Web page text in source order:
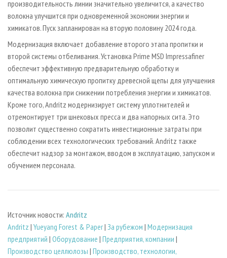
производительность линии значительно увеличится, а качество
волокна улучшится при одновременной экономии энергии и
химикатов. Пуск запланирован на вторую половину 2024 года.
Модернизация включает добавление второго этапа пропитки и
второй системы отбеливания. Установка Prime MSD Impressafiner
обеспечит эффективную предварительную обработку и
оптимальную химическую пропитку древесной щепы для улучшения
качества волокна при снижении потребления энергии и химикатов.
Кроме того, Andritz модернизирует систему уплотнителей и
отремонтирует три шнековых пресса и два напорных сита. Это
позволит существенно сократить инвестиционные затраты при
соблюдении всех технологических требований. Andritz также
обеспечит надзор за монтажом, вводом в эксплуатацию, запуском и
обучением персонала.
Источник новости: Andritz
Andritz | Yueyang Forest & Paper| За рубежом | Модернизация
предприятий | Оборудование | Предприятия, компании |
Производство целлюлозы | Производство, технологии,